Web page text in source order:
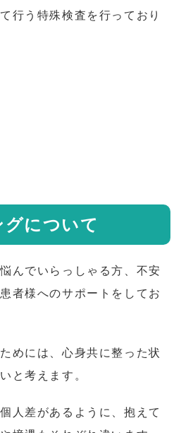
行う特殊検査を行っており
について
んでいらっしゃる方、不安
者様へのサポートをしてお
めには、心身共に整った状
と考えます。
人差があるように、抱えて